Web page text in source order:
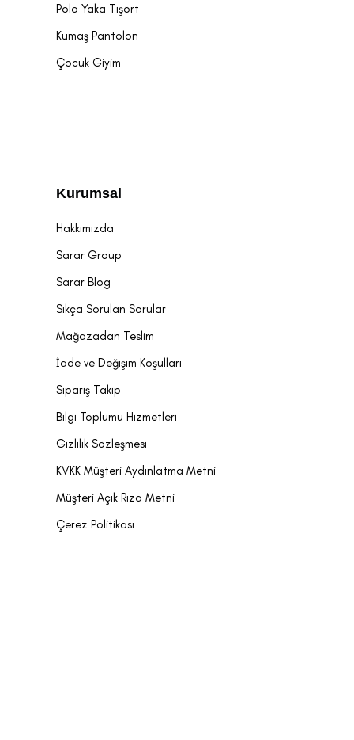
Polo Yaka Tişört
Kumaş Pantolon
Çocuk Giyim
Kurumsal
Hakkımızda
Sarar Group
Sarar Blog
Sıkça Sorulan Sorular
Mağazadan Teslim
İade ve Değişim Koşulları
Sipariş Takip
Bilgi Toplumu Hizmetleri
Gizlilik Sözleşmesi
KVKK Müşteri Aydınlatma Metni
Müşteri Açık Rıza Metni
Çerez Politikası